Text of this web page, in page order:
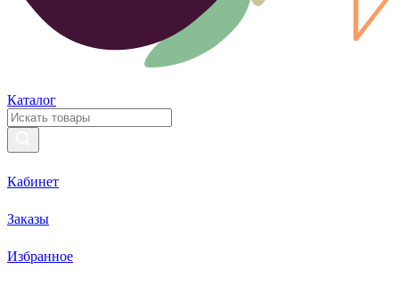
Каталог
Кабинет
Заказы
Избранное